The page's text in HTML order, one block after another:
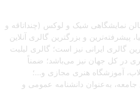
نمایشگاهی شیک و لوکس (چنداتاقه و
و بزرگترین گالری آنلاین
پربازدیدترین گالری ایرانی نیز است؛ گالری لیلیت
در کل جهان نیز می‌باشد؛ ضمناً
آموزشگاه هنری مجازی و…؛
به‌عنوان دانشنامه عمومی و